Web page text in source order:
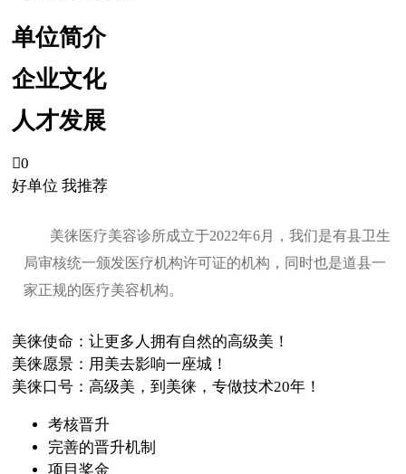
单位简介
企业文化
人才发展
0
好单位 我推荐
美徕医疗美容诊所成立于2022年6月，我们是有县卫生
局审核统一颁发医疗机构许可证的机构，同时也是道县一
家正规的医疗美容机构。
美徕使命：让更多人拥有自然的高级美！
美徕愿景：用美去影响一座城！
美徕口号：高级美，到美徕，专做技术20年！
考核晋升
完善的晋升机制
项目奖金